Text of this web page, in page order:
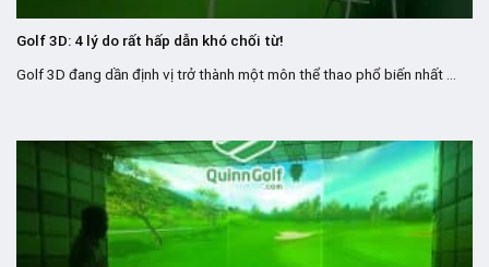
Golf 3D: 4 lý do rất hấp dẫn khó chối từ!
Golf 3D đang dần định vị trở thành một môn thể thao phổ biến nhất ...